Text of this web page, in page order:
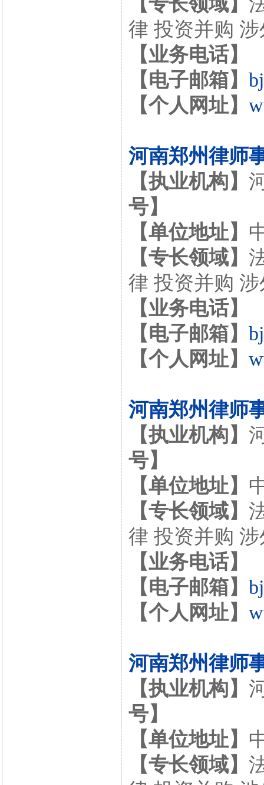
律 投资并购
【业务电话】
【电子邮箱】
【个人网址】
河南郑州律师
【执业机构】
号】
【单位地址】
【专长领域】
律 投资并购
【业务电话】
【电子邮箱】
【个人网址】
河南郑州律师
【执业机构】
号】
【单位地址】
【专长领域】
律 投资并购
【业务电话】
【电子邮箱】
【个人网址】
河南郑州律师
【执业机构】
号】
【单位地址】
【专长领域】